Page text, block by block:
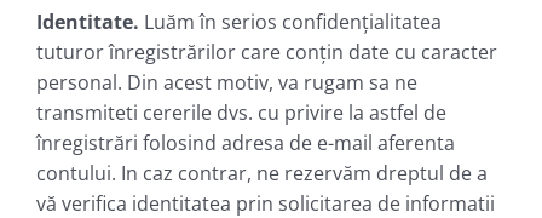
Identitate. Luăm în serios confidențialitatea
tuturor înregistrărilor care conțin date cu caracter
personal. Din acest motiv, va rugam sa ne
transmiteti cererile dvs. cu privire la astfel de
înregistrări folosind adresa de e-mail aferenta
contului. In caz contrar, ne rezervăm dreptul de a
vă verifica identitatea prin solicitarea de informatii